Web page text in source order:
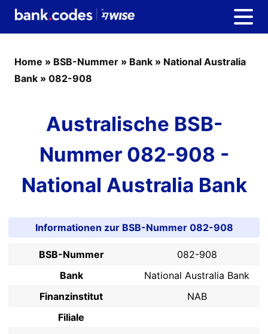
Home » BSB-Nummer » Bank » National Australia
Bank » 082-908
Australische BSB-
Nummer 082-908 -
National Australia Bank
Informationen zur BSB-Nummer 082-908
BSB-Nummer
082-908
Bank
National Australia Bank
Finanzinstitut
NAB
Filiale